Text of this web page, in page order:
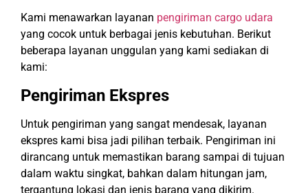
Kami menawarkan layanan pengiriman cargo udara
yang cocok untuk berbagai jenis kebutuhan. Berikut
beberapa layanan unggulan yang kami sediakan di
kami:
Pengiriman Ekspres
Untuk pengiriman yang sangat mendesak, layanan
ekspres kami bisa jadi pilihan terbaik. Pengiriman ini
dirancang untuk memastikan barang sampai di tujuan
dalam waktu singkat, bahkan dalam hitungan jam,
tergantung lokasi dan jenis barang yang dikirim.